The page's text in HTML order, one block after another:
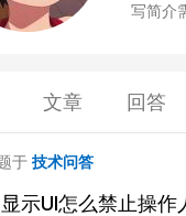
写简介
文章 回答
于 技术问答
示UI怎么禁止操作